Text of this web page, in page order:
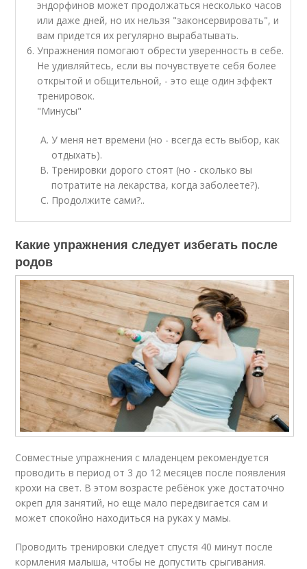
эндорфинов может продолжаться несколько часов
или даже дней, но их нельзя "законсервировать", и
вам придется их регулярно вырабатывать.
Упражнения помогают обрести уверенность в себе.
Не удивляйтесь, если вы почувствуете себя более
открытой и общительной, - это еще один эффект
тренировок.
"Минусы"
У меня нет времени (но - всегда есть выбор, как
отдыхать).
Тренировки дорого стоят (но - сколько вы
потратите на лекарства, когда заболеете?).
Продолжите сами?..
Какие упражнения следует избегать после
родов
Совместные упражнения с младенцем рекомендуется
проводить в период от 3 до 12 месяцев после появления
крохи на свет. В этом возрасте ребёнок уже достаточно
окреп для занятий, но еще мало передвигается сам и
может спокойно находиться на руках у мамы.
Проводить тренировки следует спустя 40 минут после
кормления малыша, чтобы не допустить срыгивания.